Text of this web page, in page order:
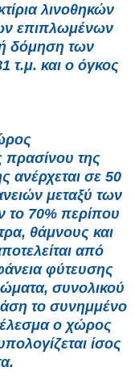
λινοθηκών
επιπλωμένων
δόμηση των
τ.μ. και ο όγκος
της
ανέρχεται σε 50
μεταξύ των
το 70% περίπου
θάμνους και
από
φύτευσης
συνολικού
το συνημμένο
ο χώρος
ίσος